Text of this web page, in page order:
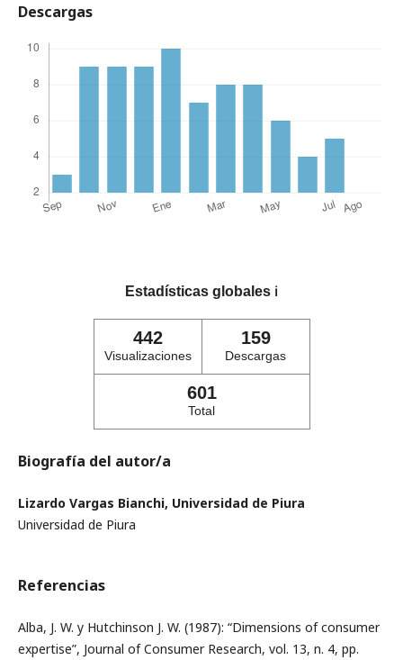
Descargas
Estadísticas globales ℹ️
442
Visualizaciones
159
Descargas
601
Total
Biografía del autor/a
Lizardo Vargas Bianchi, Universidad de Piura
Universidad de Piura
Referencias
Alba, J. W. y Hutchinson J. W. (1987): “Dimensions of consumer
expertise”, Journal of Consumer Research, vol. 13, n. 4, pp.